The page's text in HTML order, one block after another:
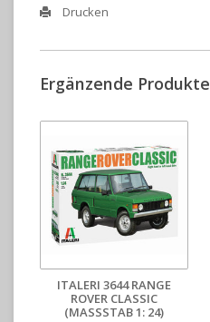
Drucken
Ergänzende Produkte
ITALERI 3644 RANGE
ROVER CLASSIC
(MASSSTAB 1: 24)